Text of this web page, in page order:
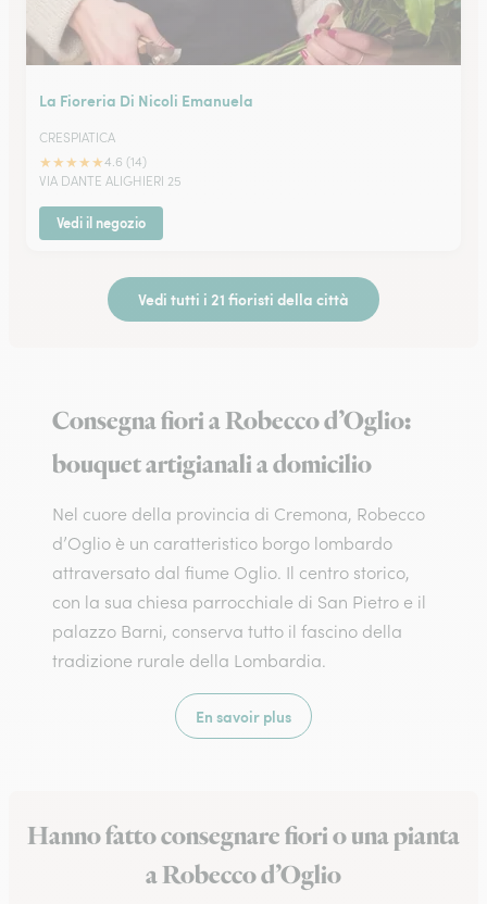
La Fioreria Di Nicoli Emanuela
CRESPIATICA
★★★★★4.6 (14)
VIA DANTE ALIGHIERI 25
Vedi il negozio
Vedi tutti i 21 fioristi della città
Consegna fiori a Robecco d’Oglio:
bouquet artigianali a domicilio
Nel cuore della provincia di Cremona, Robecco
d’Oglio è un caratteristico borgo lombardo
attraversato dal fiume Oglio. Il centro storico,
con la sua chiesa parrocchiale di San Pietro e il
palazzo Barni, conserva tutto il fascino della
tradizione rurale della Lombardia.
En savoir plus
Hanno fatto consegnare fiori o una pianta
a Robecco d’Oglio